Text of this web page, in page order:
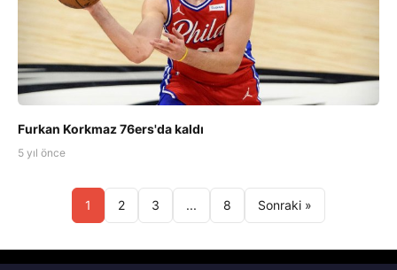
Furkan Korkmaz 76ers'da kaldı
5 yıl önce
1 2 3 ... 8 Sonraki »